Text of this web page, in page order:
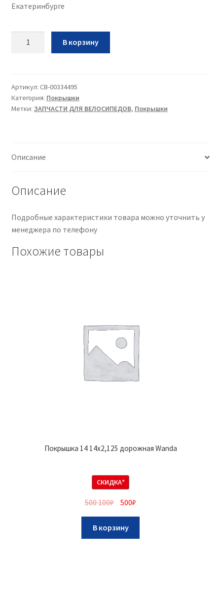
Екатеринбурге
927
26х2,125
57х559,22TPI,светло-
В корзину
Артикул: CB-00334495
Категория: Покрышки
Метки: ЗАПЧАСТИ ДЛЯ ВЕЛОСИПЕДОВ, Покрышки
Описание
Описание
Подробные характеристики товара можно уточнить у
менеджера по телефону
Похожие товары
Покрышка 14 14х2,125 дорожная Wanda
СКИДКА*
500 100₽ 500₽
В корзину